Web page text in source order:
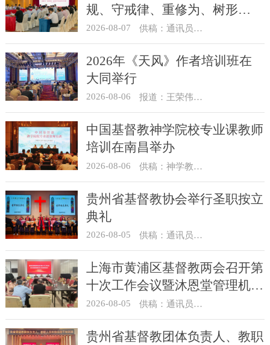
规、守戒律、重修为、树形
象”教育活动总结会议
2026-08-07 供稿：通讯员 汪浩
2026年《天风》作者培训班在
大同举行
2026-08-06 报道：王荣伟 摄影：冯谦
中国基督教神学院校专业课教师
培训在南昌举办
2026-08-06 供稿：神学教育部
贵州省基督教协会举行圣职按立
典礼
2026-08-05 供稿：通讯员 杨菁
上海市黄浦区基督教两会召开第
十次工作会议暨沐恩堂管理机构
七月份联席会议
2026-08-05 供稿：通讯员 景健美
贵州省基督教团体负责人、教职